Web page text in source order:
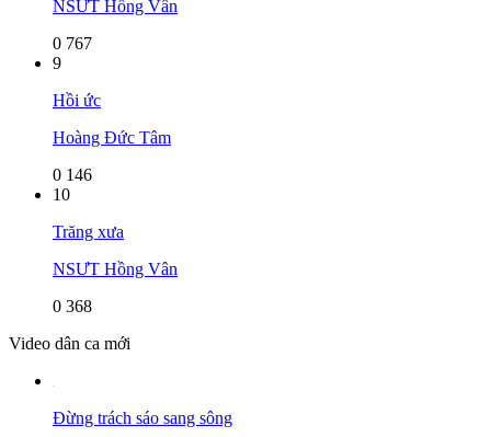
NSƯT Hồng Vân
0 767
9
Hồi ức
Hoàng Đức Tâm
0 146
10
Trăng xưa
NSƯT Hồng Vân
0 368
Video dân ca mới
Đừng trách sáo sang sông